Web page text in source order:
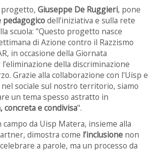
Giuseppe De Ruggieri, pone
pedagogicodell’iniziativa e sulla rete
scuola: "Questo progetto nasce
di Azione contro il Razzismo
in occasione della Giornata
della discriminazione
Grazie alla collaborazione con l'Uisp e
sociale sul nostro territorio, siamo
un tema spesso astratto in
concreta e condivisa".
da Uisp Matera, insieme alla
dimostra come l’inclusione non
a parole, ma un processo da